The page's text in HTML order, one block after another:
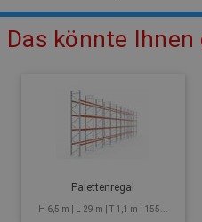
Das könnte Ihnen
Palettenregal
H 6,5 m | L 29 m | T 1,1 m | 155...